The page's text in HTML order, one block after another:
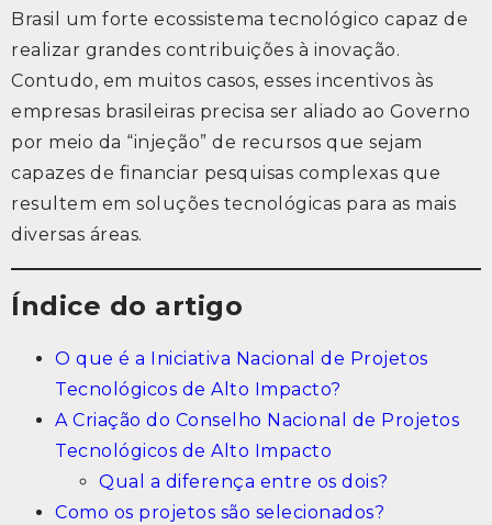
Brasil um forte ecossistema tecnológico capaz de
realizar grandes contribuições à inovação.
Contudo, em muitos casos, esses incentivos às
empresas brasileiras precisa ser aliado ao Governo
por meio da “injeção” de recursos que sejam
capazes de financiar pesquisas complexas que
resultem em soluções tecnológicas para as mais
diversas áreas.
Índice do artigo
O que é a Iniciativa Nacional de Projetos
Tecnológicos de Alto Impacto?
A Criação do Conselho Nacional de Projetos
Tecnológicos de Alto Impacto
Qual a diferença entre os dois?
Como os projetos são selecionados?